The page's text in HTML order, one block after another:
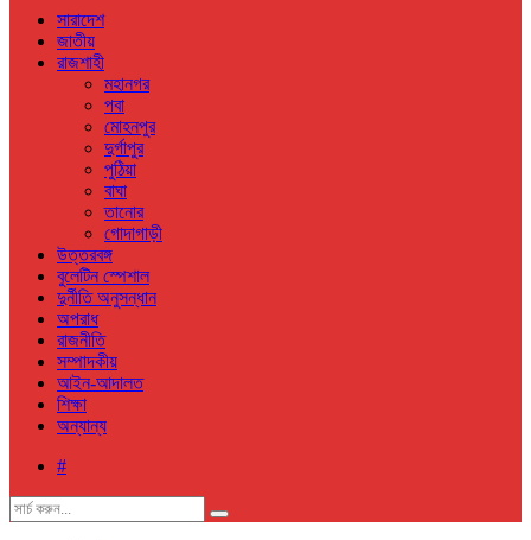
সারাদেশ
জাতীয়
রাজশাহী
মহানগর
পবা
মোহনপুর
দুর্গাপুর
পুঠিয়া
বাঘা
তানোর
গোদাগাড়ী
উত্তরবঙ্গ
বুলেটিন স্পেশাল
দুর্নীতি অনুসন্ধান
অপরাধ
রাজনীতি
সম্পাদকীয়
আইন-আদালত
শিক্ষা
অন্যান্য
#